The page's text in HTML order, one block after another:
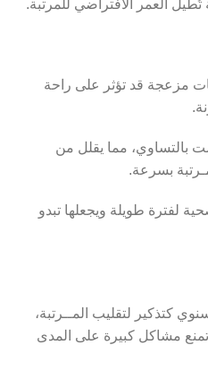
العمر الافتراضي للمرتبة.
مزعجة قد تؤثر على راحة
بالتساوي، مما يقلل من
بسرعة.
لفترة طويلة ويجعلها تبدو
كتذكير لتقليب المــرتبة،
مشاكل كبيرة على المدى